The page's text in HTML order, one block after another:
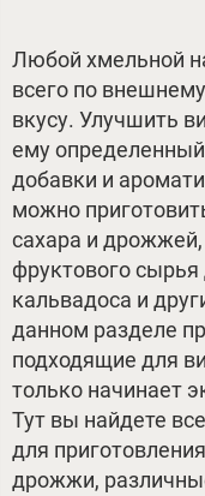
Любой хмельной
всего по
вкусу. Улучшить
ему
добавки и
можно
сахара и дрожжей,
фруктового сырья
кальвадоса и
данном разделе
подходящие для
только начинает
Тут вы найдете
для
дрожжи,